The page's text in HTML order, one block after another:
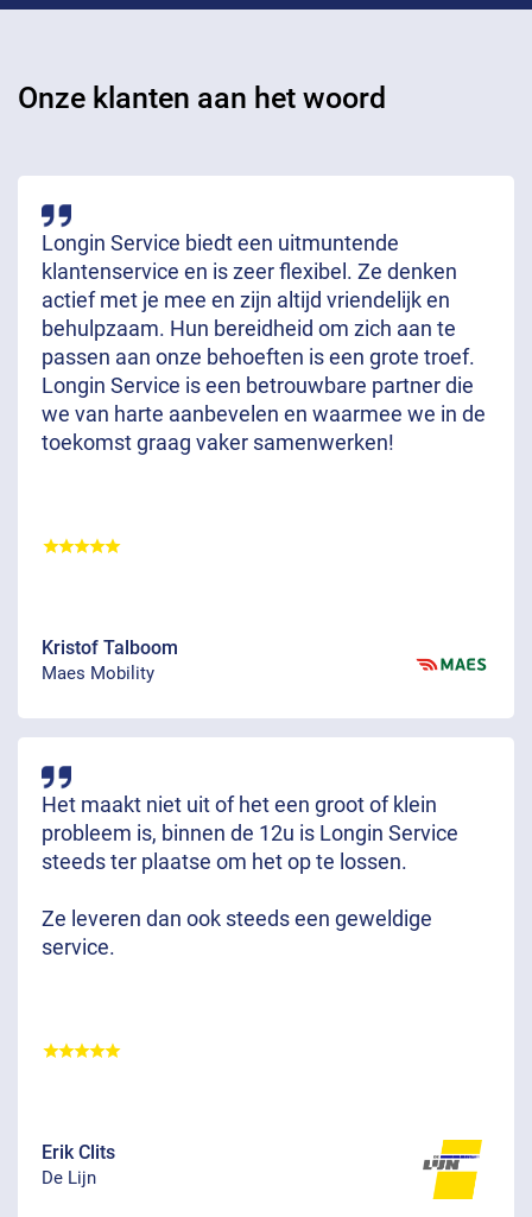
Onze klanten aan het woord
Longin Service biedt een uitmuntende
klantenservice en is zeer flexibel. Ze denken
actief met je mee en zijn altijd vriendelijk en
behulpzaam. Hun bereidheid om zich aan te
passen aan onze behoeften is een grote troef.
Longin Service is een betrouwbare partner die
we van harte aanbevelen en waarmee we in de
toekomst graag vaker samenwerken!
Kristof Talboom
Maes Mobility
Het maakt niet uit of het een groot of klein
probleem is, binnen de 12u is Longin Service
steeds ter plaatse om het op te lossen.
Ze leveren dan ook steeds een geweldige
service.
Erik Clits
De Lijn